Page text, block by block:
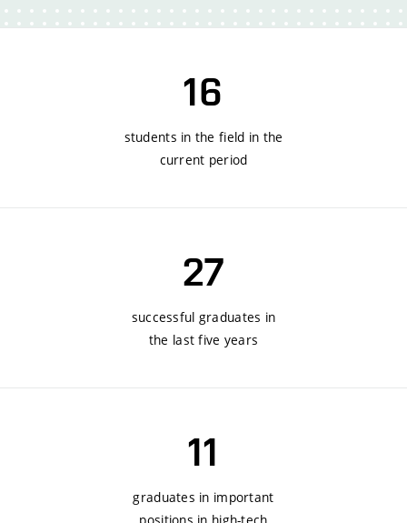
16
students in the field in the
current period
27
successful graduates in
the last five years
11
graduates in important
positions in high-tech